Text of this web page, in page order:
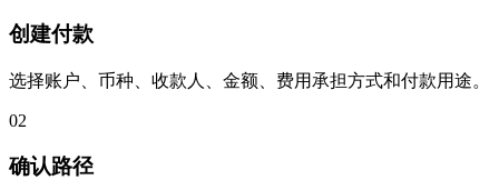
创建付款
选择账户、币种、收款人、金额、费用承担方式和付款用途。
02
确认路径